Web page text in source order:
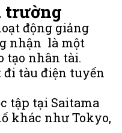
trường
động giảng
nhận là một
tạo nhân tài.
đi tàu điện tuyến
tập tại Saitama
khác như Tokyo,